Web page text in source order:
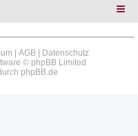
AGB|
Datenschutz
© phpBB Limited
phpBB.de